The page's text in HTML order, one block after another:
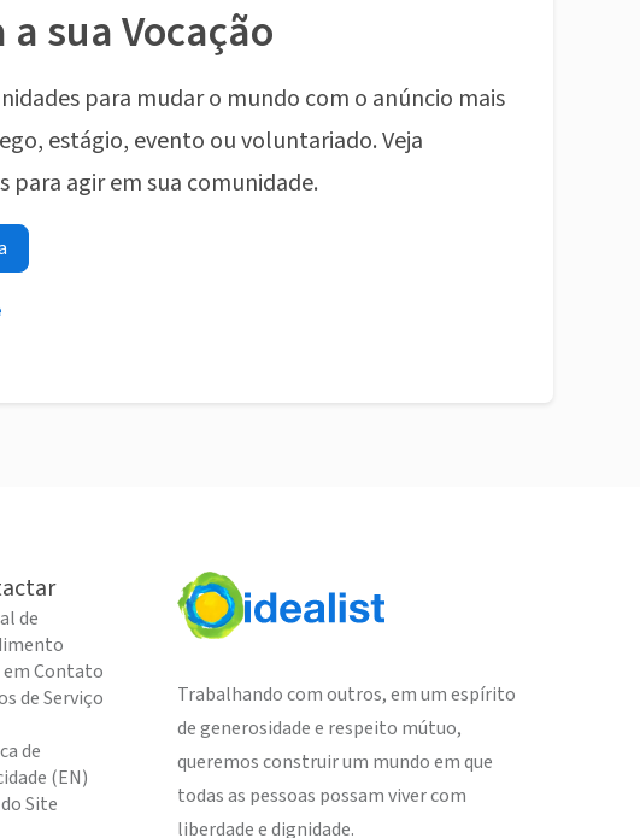
sua Vocação
para mudar o mundo com o anúncio mais
estágio, evento ou voluntariado. Veja
para agir em sua comunidade.
de
Contato
de Serviço
de
(EN)
Site
Trabalhando com outros, em um espírito
de generosidade e respeito mútuo,
queremos construir um mundo em que
todas as pessoas possam viver com
liberdade e dignidade.